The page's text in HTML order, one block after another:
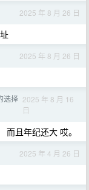
2025 年 8 月 26 日
2025 年 8 月 26 日
选择 2025 年 8 月 16
日
且年纪还大 哎。
2025 年 4 月 26 日